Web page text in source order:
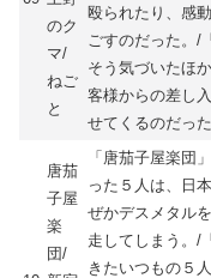
のク
マ/
ねご
と
殴られたり、感
ごすのだった。/
そう気づいたほ
客様からの差し
せてくるのだった
唐茄
子屋
楽
団/
「唐茄子屋楽団
った５人は、日
ぜかデスメタル
走してしまう。/
きたいつもの５